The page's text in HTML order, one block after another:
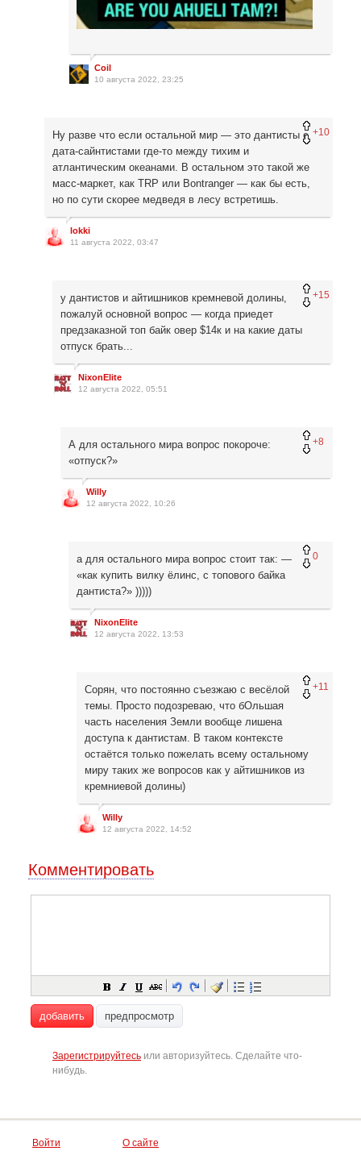
Coil
10 августа 2022, 23:25
+10
Ну разве что если остальной мир — это дантисты с
дата-сайнтистами где-то между тихим и
атлантическим океанами. В остальном это такой же
масс-маркет, как TRP или Bontranger — как бы есть,
но по сути скорее медведя в лесу встретишь.
lokki
11 августа 2022, 03:47
+15
у дантистов и айтишников кремневой долины,
пожалуй основной вопрос — когда приедет
предзаказной топ байк овер $14к и на какие даты
отпуск брать...
NixonElite
12 августа 2022, 05:51
+8
А для остального мира вопрос покороче:
«отпуск?»
Willy
12 августа 2022, 10:26
0
а для остального мира вопрос стоит так: —
«как купить вилку ёлинс, с топового байка
дантиста?» )))))
NixonElite
12 августа 2022, 13:53
+11
Сорян, что постоянно съезжаю с весёлой
темы. Просто подозреваю, что бОльшая
часть населения Земли вообще лишена
доступа к дантистам. В таком контексте
остаётся только пожелать всему остальному
миру таких же вопросов как у айтишников из
кремниевой долины)
Willy
12 августа 2022, 14:52
Комментировать
добавить предпросмотр
Зарегистрируйтесь или авторизуйтесь. Сделайте что-
нибудь.
Войти О сайте